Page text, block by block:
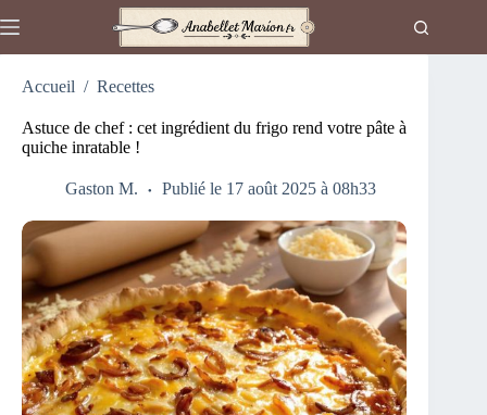
au
Accueil / Recettes
Astuce de chef : cet ingrédient du frigo rend votre pâte à
quiche inratable !
Gaston M. Publié le 17 août 2025 à 08h33